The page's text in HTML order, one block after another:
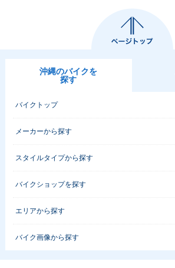
沖縄のバイクを
探す
バイクトップ
メーカーから探す
スタイルタイプから探す
バイクショップを探す
エリアから探す
バイク画像から探す